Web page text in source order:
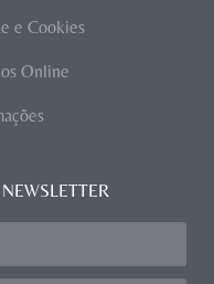
e Cookies
Online